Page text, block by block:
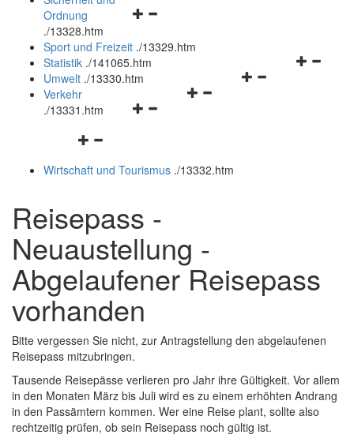
Navigationsmenü
und
schließen
Ordnung
./13328.htm
Sport und Freizeit ./13329.htm
Navigationsmenü
Statistik ./141065.htm
Navigationsmenü
Umwelt ./13330.htm
Navigationsmenü
Verkehr
./13331.htm
Navigationsmenü
und
Wirtschaft und Tourismus ./13332.htm
Reisepass -
Neuaustellung -
Abgelaufener Reisepass
vorhanden
Bitte vergessen Sie nicht, zur Antragstellung den abgelaufenen
Reisepass mitzubringen.
Tausende Reisepässe verlieren pro Jahr ihre Gültigkeit. Vor allem
in den Monaten März bis Juli wird es zu einem erhöhten Andrang
in den Passämtern kommen. Wer eine Reise plant, sollte also
rechtzeitig prüfen, ob sein Reisepass noch gültig ist.